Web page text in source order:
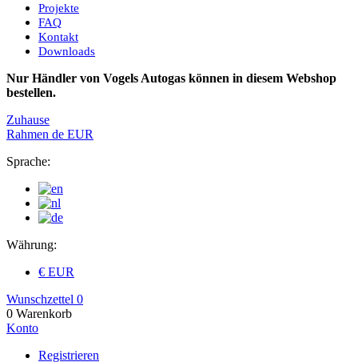
Projekte
FAQ
Kontakt
Downloads
Nur Händler von Vogels Autogas können in diesem Webshop
bestellen.
Zuhause
Rahmen de EUR
Sprache:
Währung:
€ EUR
Wunschzettel 0
0 Warenkorb
Konto
Registrieren